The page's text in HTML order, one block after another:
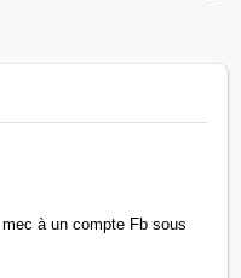
à un compte Fb sous